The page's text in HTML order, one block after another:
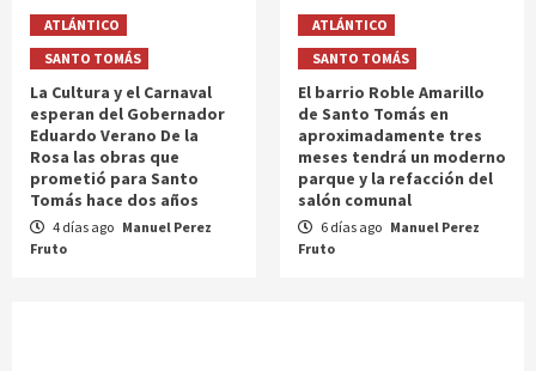
ATLÁNTICO
SANTO TOMÁS
La Cultura y el Carnaval
esperan del Gobernador
Eduardo Verano De la
Rosa las obras que
prometió para Santo
Tomás hace dos años
4 días ago Manuel Perez
Fruto
ATLÁNTICO
SANTO TOMÁS
El barrio Roble Amarillo
de Santo Tomás en
aproximadamente tres
meses tendrá un moderno
parque y la refacción del
salón comunal
6 días ago Manuel Perez
Fruto